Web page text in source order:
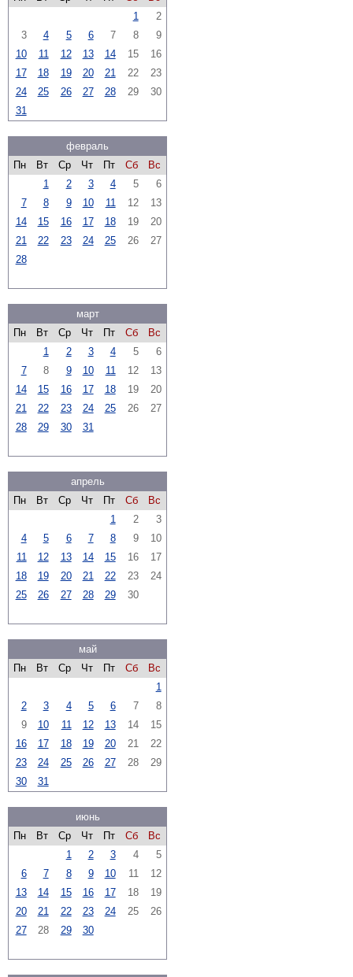
1
2
3
4 5 6 7 8
9
10
11 12 13 14 15
16
17
18 19 20 21 22
23
24
25 26 27 28 29
30
31
февраль
Пн
Вт Ср Чт Пт Сб
Вс
1
2 3 4 5
6
7
8 9 10 11 12
13
14
15 16 17 18 19
20
21
22 23 24 25 26
27
28
март
Пн
Вт Ср Чт Пт Сб
Вс
1
2 3 4 5
6
7
8 9 10 11 12
13
14
15 16 17 18 19
20
21
22 23 24 25 26
27
28
29 30 31
апрель
Пн
Вт Ср Чт Пт Сб
Вс
1
2
3
4
5 6 7 8 9
10
11
12 13 14 15 16
17
18
19 20 21 22 23
24
25
26 27 28 29 30
май
Пн
Вт Ср Чт Пт Сб
Вс
1
2
3 4 5 6 7
8
9
10 11 12 13 14
15
16
17 18 19 20 21
22
23
24 25 26 27 28
29
30
31
июнь
Пн
Вт Ср Чт Пт Сб
Вс
1
2 3 4
5
6
7 8 9 10 11
12
13
14 15 16 17 18
19
20
21 22 23 24 25
26
27
28 29 30